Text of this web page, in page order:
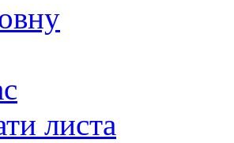
листа